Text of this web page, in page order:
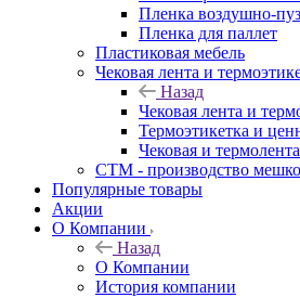
Пленка воздушно-
Пленка для паллет
Пластиковая мебель
Чековая лента и
Назад
Чековая лента и
Термоэтикетка и
Чековая и термолента
СТМ - производство
Популярные товары
Акции
О Компании
Назад
О Компании
История компании